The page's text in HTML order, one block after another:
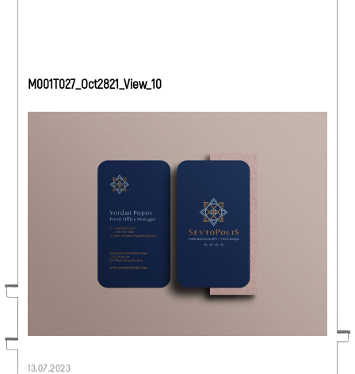
M001T027_Oct2821_View_10
13.07.2023